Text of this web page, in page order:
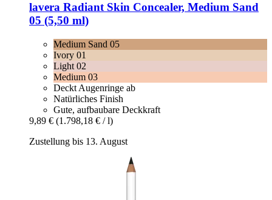
lavera Radiant Skin Concealer, Medium Sand
05 (5,50 ml)
Medium Sand 05
Ivory 01
Light 02
Medium 03
Deckt Augenringe ab
Natürliches Finish
Gute, aufbaubare Deckkraft
9,89 € (1.798,18 € / l)
Zustellung bis 13. August